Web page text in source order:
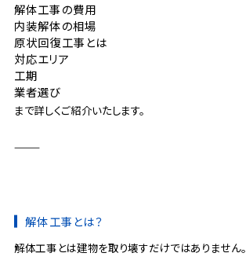
解体工事の費用
内装解体の相場
原状回復工事とは
対応エリア
工期
業者選び
まで詳しくご紹介いたします。
⸻
解体工事とは？
解体工事とは建物を取り壊すだけではありません。